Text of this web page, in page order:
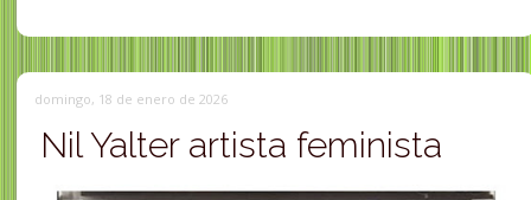
domingo, 18 de enero de 2026
Nil Yalter artista feminista